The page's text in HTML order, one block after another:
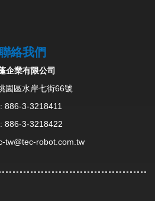
絡我們
企業有限公司
園區水岸七街66號
886-3-3218411
886-3-3218422
tw@tec-robot.com.tw